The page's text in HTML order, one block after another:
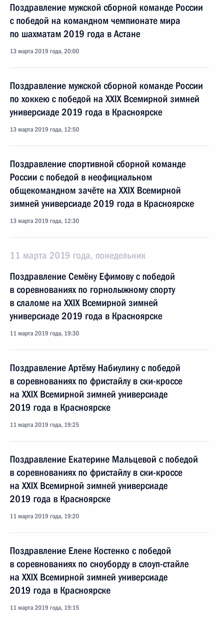
Поздравление мужской сборной команде России
с победой на командном чемпионате мира
по шахматам 2019 года в Астане
13 марта 2019 года, 20:00
Поздравление мужской сборной команде России
по хоккею с победой на XXIX Всемирной зимней
универсиаде 2019 года в Красноярске
13 марта 2019 года, 12:50
Поздравление спортивной сборной команде
России с победой в неофициальном
общекомандном зачёте на XXIX Всемирной
зимней универсиаде 2019 года в Красноярске
13 марта 2019 года, 12:30
11 марта 2019 года, понедельник
Поздравление Семёну Ефимову с победой
в соревнованиях по горнолыжному спорту
в слаломе на XXIX Всемирной зимней
универсиаде 2019 года в Красноярске
11 марта 2019 года, 19:30
Поздравление Артёму Набиулину с победой
в соревнованиях по фристайлу в ски-кроссе
на XXIX Всемирной зимней универсиаде
2019 года в Красноярске
11 марта 2019 года, 19:25
Поздравление Екатерине Мальцевой с победой
в соревнованиях по фристайлу в ски-кроссе
на XXIX Всемирной зимней универсиаде
2019 года в Красноярске
11 марта 2019 года, 19:20
Поздравление Елене Костенко с победой
в соревнованиях по сноуборду в слоуп-стайле
на XXIX Всемирной зимней универсиаде
2019 года в Красноярске
11 марта 2019 года, 19:15